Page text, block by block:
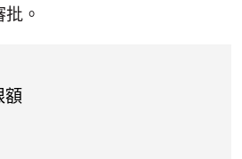
。
額